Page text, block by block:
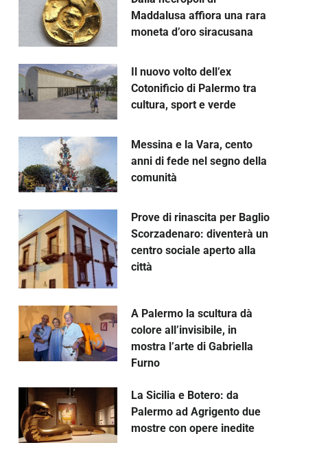
Maddalusa affiora una rara
moneta d’oro siracusana
Il nuovo volto dell’ex
Cotonificio di Palermo tra
cultura, sport e verde
Messina e la Vara, cento
anni di fede nel segno della
comunità
Prove di rinascita per Baglio
Scorzadenaro: diventerà un
centro sociale aperto alla
città
A Palermo la scultura dà
colore all’invisibile, in
mostra l’arte di Gabriella
Furno
La Sicilia e Botero: da
Palermo ad Agrigento due
mostre con opere inedite